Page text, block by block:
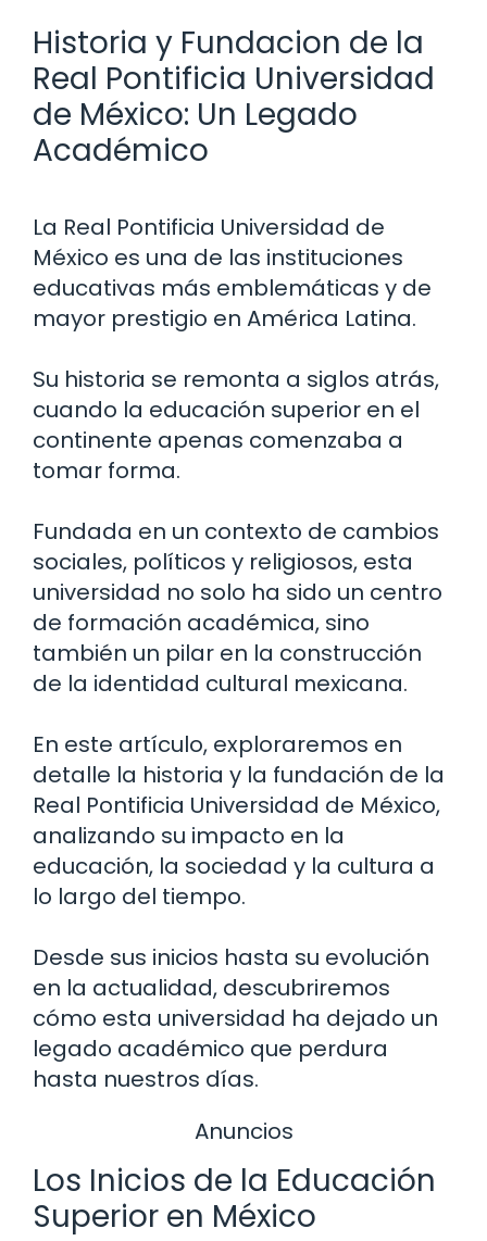
Historia y Fundacion de la
Real Pontificia Universidad
de México: Un Legado
Académico
La Real Pontificia Universidad de
México es una de las instituciones
educativas más emblemáticas y de
mayor prestigio en América Latina.
Su historia se remonta a siglos atrás,
cuando la educación superior en el
continente apenas comenzaba a
tomar forma.
Fundada en un contexto de cambios
sociales, políticos y religiosos, esta
universidad no solo ha sido un centro
de formación académica, sino
también un pilar en la construcción
de la identidad cultural mexicana.
En este artículo, exploraremos en
detalle la historia y la fundación de la
Real Pontificia Universidad de México,
analizando su impacto en la
educación, la sociedad y la cultura a
lo largo del tiempo.
Desde sus inicios hasta su evolución
en la actualidad, descubriremos
cómo esta universidad ha dejado un
legado académico que perdura
hasta nuestros días.
Anuncios
Los Inicios de la Educación
Superior en México